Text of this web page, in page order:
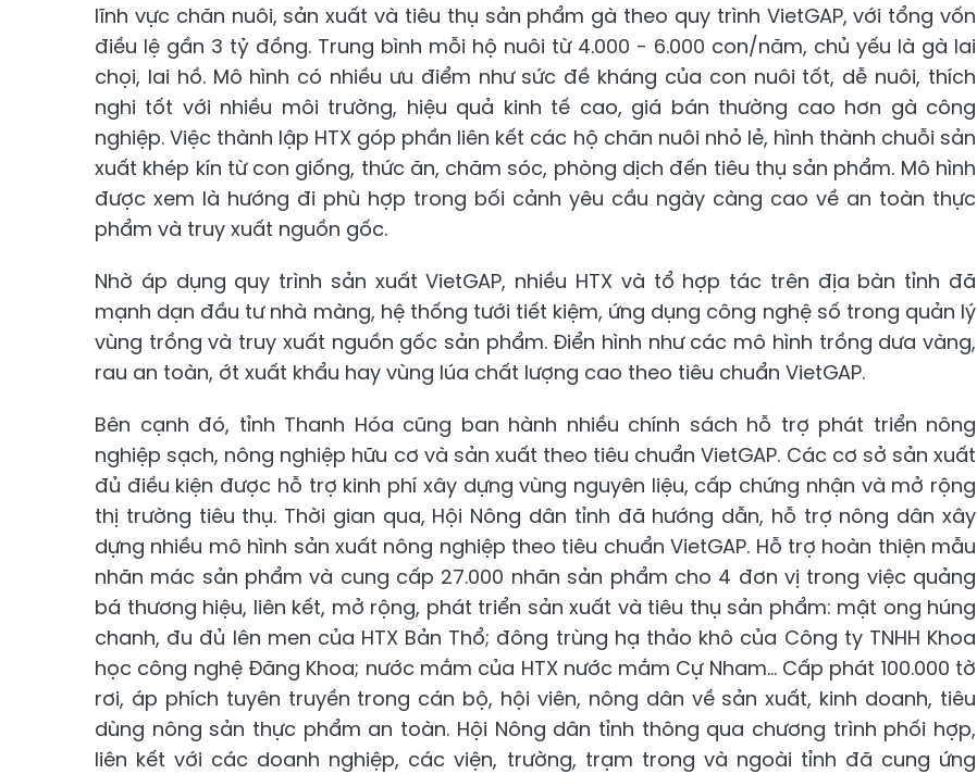
lĩnh vực chăn nuôi, sản xuất và tiêu thụ sản phẩm gà theo quy trình VietGAP, với tổng vốn
điều lệ gần 3 tỷ đồng. Trung bình mỗi hộ nuôi từ 4.000 - 6.000 con/năm, chủ yếu là gà lai
chọi, lai hồ. Mô hình có nhiều ưu điểm như sức đề kháng của con nuôi tốt, dễ nuôi, thích
nghi tốt với nhiều môi trường, hiệu quả kinh tế cao, giá bán thường cao hơn gà công
nghiệp. Việc thành lập HTX góp phần liên kết các hộ chăn nuôi nhỏ lẻ, hình thành chuỗi sản
xuất khép kín từ con giống, thức ăn, chăm sóc, phòng dịch đến tiêu thụ sản phẩm. Mô hình
được xem là hướng đi phù hợp trong bối cảnh yêu cầu ngày càng cao về an toàn thực
phẩm và truy xuất nguồn gốc.
Nhờ áp dụng quy trình sản xuất VietGAP, nhiều HTX và tổ hợp tác trên địa bàn tỉnh đã
mạnh dạn đầu tư nhà màng, hệ thống tưới tiết kiệm, ứng dụng công nghệ số trong quản lý
vùng trồng và truy xuất nguồn gốc sản phẩm. Điển hình như các mô hình trồng dưa vàng,
rau an toàn, ớt xuất khẩu hay vùng lúa chất lượng cao theo tiêu chuẩn VietGAP.
Bên cạnh đó, tỉnh Thanh Hóa cũng ban hành nhiều chính sách hỗ trợ phát triển nông
nghiệp sạch, nông nghiệp hữu cơ và sản xuất theo tiêu chuẩn VietGAP. Các cơ sở sản xuất
đủ điều kiện được hỗ trợ kinh phí xây dựng vùng nguyên liệu, cấp chứng nhận và mở rộng
thị trường tiêu thụ. Thời gian qua, Hội Nông dân tỉnh đã hướng dẫn, hỗ trợ nông dân xây
dựng nhiều mô hình sản xuất nông nghiệp theo tiêu chuẩn VietGAP. Hỗ trợ hoàn thiện mẫu
nhãn mác sản phẩm và cung cấp 27.000 nhãn sản phẩm cho 4 đơn vị trong việc quảng
bá thương hiệu, liên kết, mở rộng, phát triển sản xuất và tiêu thụ sản phẩm: mật ong húng
chanh, đu đủ lên men của HTX Bản Thổ; đông trùng hạ thảo khô của Công ty TNHH Khoa
học công nghệ Đăng Khoa; nước mắm của HTX nước mắm Cự Nham... Cấp phát 100.000 tờ
rơi, áp phích tuyên truyền trong cán bộ, hội viên, nông dân về sản xuất, kinh doanh, tiêu
dùng nông sản thực phẩm an toàn. Hội Nông dân tỉnh thông qua chương trình phối hợp,
liên kết với các doanh nghiệp, các viện, trường, trạm trong và ngoài tỉnh đã cung ứng